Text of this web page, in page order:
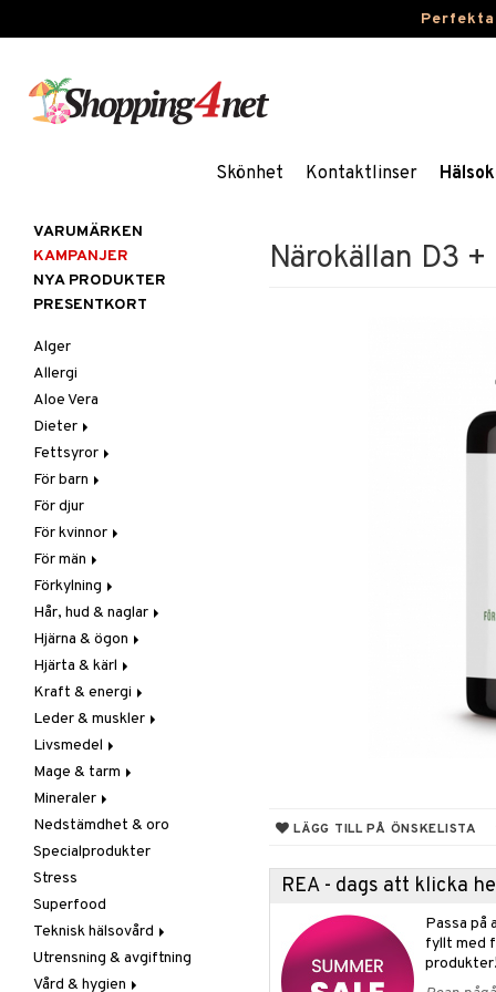
Skönhet Kontaktlinser
Närokällan D3 +
LÄGG TILL PÅ ÖNSKELISTA
REA - dags att klicka
Passa på
fyllt med
produkter!
VARUMÄRKEN
KAMPANJER
NYA PRODUKTER
PRESENTKORT
Alger
Allergi
Aloe Vera
Dieter
Glutenintolerans
LCHF
Raw Food
Fettsyror
Marina fettsyror
Veg fettsyror
För barn
Fettsyror
Hudvård
Vitamin & mineral
För djur
För kvinnor
Graviditet & amning
Klimakterie & PMS
Näringstillskott
Övriga
Sex & lust
Skelett
Urinvägar
För män
Näringstillskott
Övriga
Prostata
Sex & lust
Förkylning
C-vitamin
Förebyggande &
lindrande
Hostdämpande
Öron, näsa & hals
Övriga
Virushämmande
Vitlök
Hår, hud & naglar
Hår
Kosttillskott
Sol & pigment
Hjärna & ögon
Fettsyror
Minne
Ögon
Hjärta & kärl
Ginkgo biloba
Kärlstärkande
Kolesterolsänkande
Marina fettsyror
Veg fettsyror
Kraft & energi
Ginseng
Övriga
Prestation
Q-10
Rosenrot
Schizandra
Leder & muskler
Kosttillskott
Utvärtes
Livsmedel
Bars
Choklad
Diverse
Drycker
Förvaring
Frukt, frö & nötter
Groddning
Kokos
Kryddor & buljong
Mage & tarm
Drycker
Fibrer
Matsmältning
Syrareglerande
Tarm
Utrensning
Mineraler
Järn
Kalcium
Krom
Magnesium
Multimineraler
Övriga
Selen
Nedstämdhet & oro
Specialprodukter
Stress
Superfood
Teknisk hälsovård
Ljusterapi
Luftfuktare
Utrensning & avgiftning
Vård & hygien